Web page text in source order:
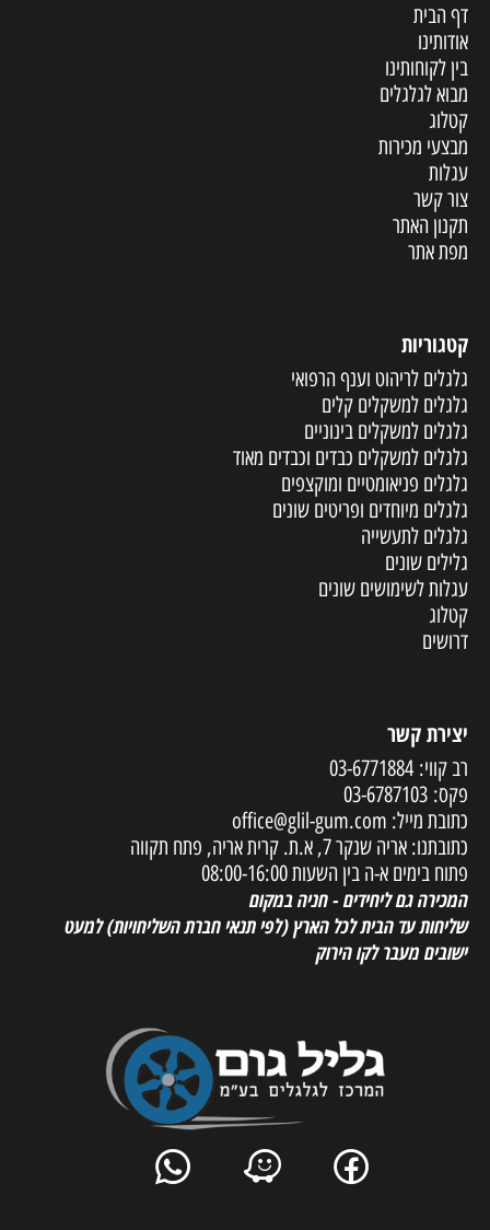
דף הבית
אודותינו
בין לקוחותינו
מבוא לגלגלים
קטלוג
מבצעי מכירות
עגלות
צור קשר
תקנון האתר
מפת אתר
קטגוריות
גלגלים לריהוט וענף הרפואי
גלגלים למשקלים קלים
גלגלים למשקלים בינוניים
גלגלים למשקלים כבדים וכבדים מאוד
גלגלים פניאומטיים ומוקצפים
גלגלים מיוחדים ופריטים שונים
גלגלים לתעשייה
גלילים שונים
עגלות לשימושים שונים
קטלוג
דרושים
יצירת קשר
רב קווי:03-6771884
פקס: 03-6787103
כתובת מייל: office@glil-gum.com
כתובתנו: אריה שנקר 7, א.ת. קרית אריה, פתח תקווה
פתוח בימים א-ה בין השעות 08:00-16:00
המכירה גם ליחידים - חניה במקום
שליחות עד הבית לכל הארץ(לפי תנאי חברת השליחויות) למעט
ישובים מעבר לקו הירוק